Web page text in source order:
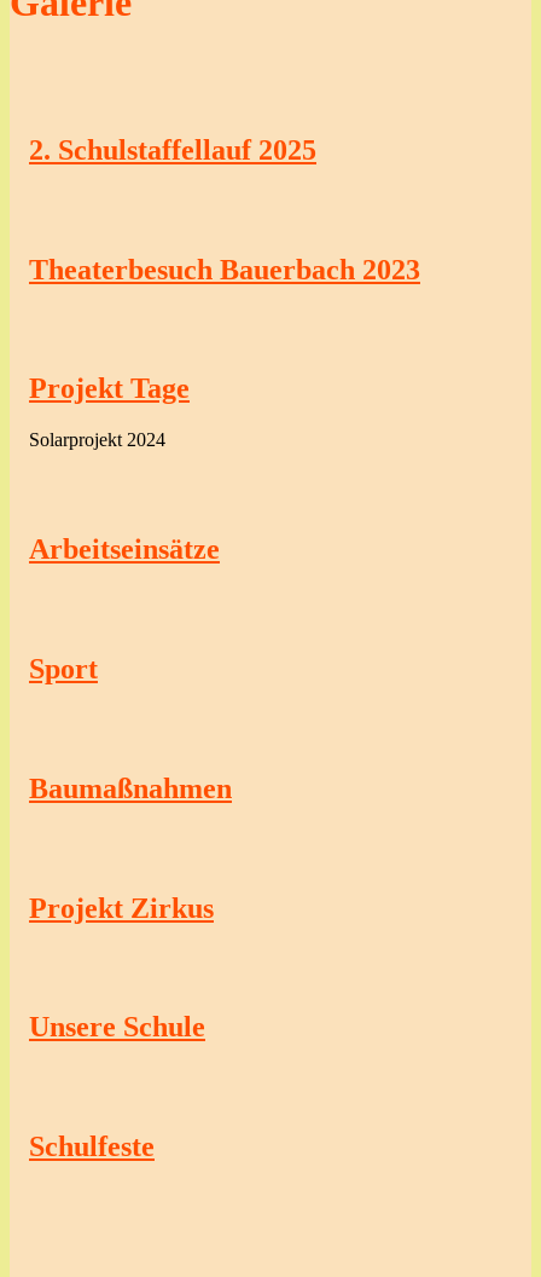
2. Schulstaffellauf 2025
Theaterbesuch Bauerbach 2023
Projekt Tage
Solarprojekt 2024
Arbeitseinsätze
Sport
Baumaßnahmen
Projekt Zirkus
Unsere Schule
Schulfeste